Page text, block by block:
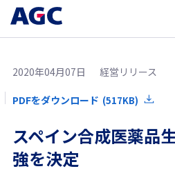
2020年04月07日 経営リリース
PDFをダウンロード (517KB)
スペイン合成医薬品
強を決定